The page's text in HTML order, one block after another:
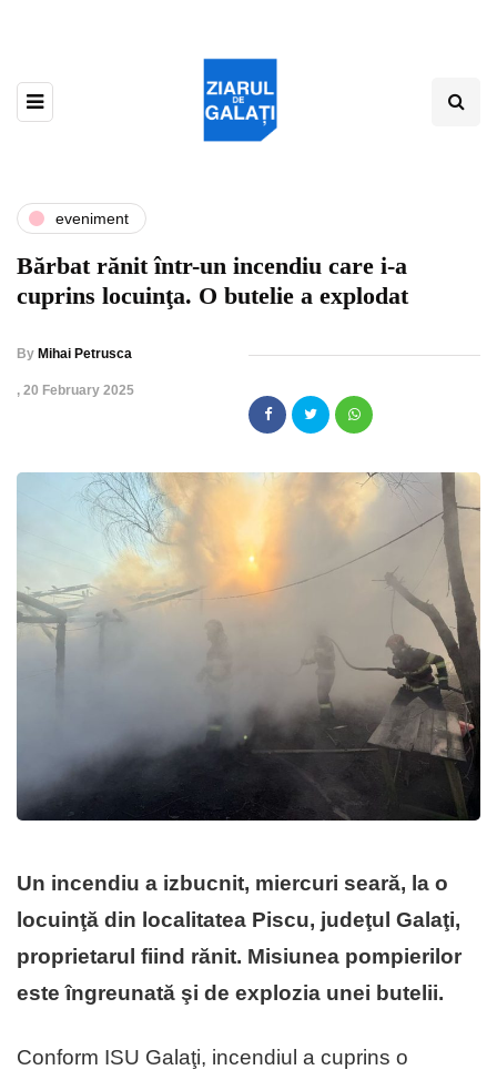
eveniment
Bărbat rănit într-un incendiu care i-a
cuprins locuinţa. O butelie a explodat
By Mihai Petrusca
, 20 February 2025
Un incendiu a izbucnit, miercuri seară, la o
locuinţă din localitatea Piscu, judeţul Galaţi,
proprietarul fiind rănit. Misiunea pompierilor
este îngreunată şi de explozia unei butelii.
Conform ISU Galaţi, incendiul a cuprins o